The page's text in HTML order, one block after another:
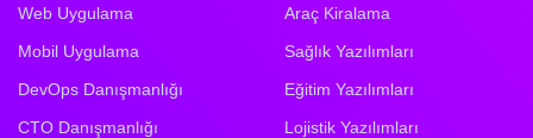
Web Uygulama
Mobil Uygulama
DevOps Danışmanlığı
CTO Danışmanlığı
Araç Kiralama
Sağlık Yazılımları
Eğitim Yazılımları
Lojistik Yazılımları